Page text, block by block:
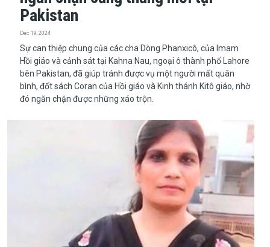
Pakistan
Dec 19, 2024
​​​​​​​Sự can thiệp chung của các cha Dòng Phanxicô, của Imam
Hồi giáo và cảnh sát tại Kahna Nau, ngoại ô thành phố Lahore
bên Pakistan, đã giúp tránh được vụ một người mất quân
bình, đốt sách Coran của Hồi giáo và Kinh thánh Kitô giáo, nhờ
đó ngăn chặn được những xáo trộn.